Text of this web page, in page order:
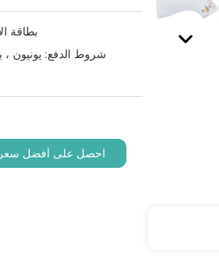
شروط الدفع:
احصل على أفضل سعر